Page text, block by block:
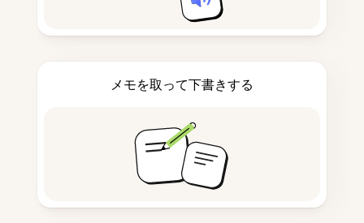
メモを取って下書きする